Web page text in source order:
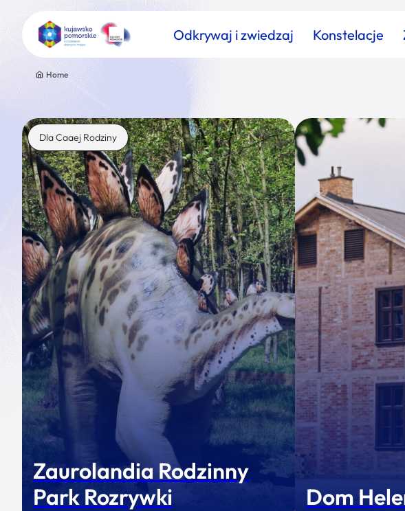
Odkrywaj i zwiedzaj Konstelacje
Znajdź atrakcję
Nazwa atrakcji Miasto
Home
Dla Caaej Rodziny
Zaurolandia Rodzinny
Park Rozrywki
Dom